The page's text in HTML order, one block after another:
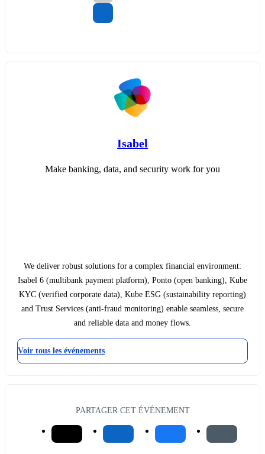
Isabel
Make banking, data, and security work for you
We deliver robust solutions for a complex financial environment:
Isabel 6 (multibank payment platform), Ponto (open banking), Kube
KYC (verified corporate data), Kube ESG (sustainability reporting)
and Trust Services (anti-fraud monitoring) enable seamless, secure
and reliable data and money flows.
Voir tous les événements
PARTAGER CET ÉVÉNEMENT